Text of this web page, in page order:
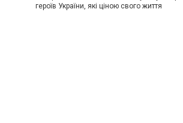
героїв України, які ціною свого життя